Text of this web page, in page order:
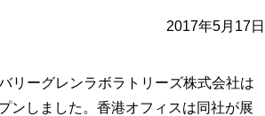
2017年5月17日
リーグレンラボラトリーズ株式会社は
ンしました。香港オフィスは同社が展